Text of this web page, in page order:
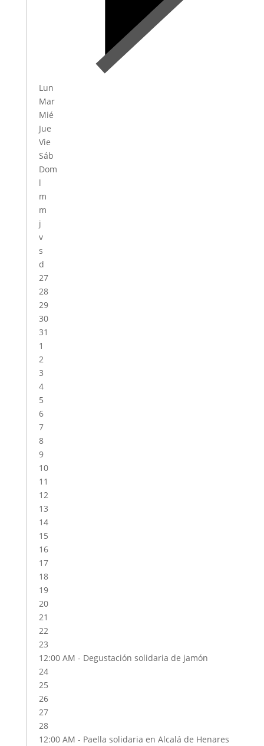
Lun
Mar
Mié
Jue
Vie
Sáb
Dom
l
m
m
j
v
s
d
27
28
29
30
31
1
2
3
4
5
6
7
8
9
10
11
12
13
14
15
16
17
18
19
20
21
22
23
12:00 AM - Degustación solidaria de jamón
24
25
26
27
28
12:00 AM - Paella solidaria en Alcalá de Henares